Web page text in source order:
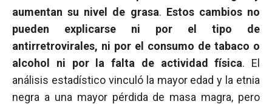
aumentan su nivel de grasa. Estos cambios no
pueden explicarse ni por el tipo de
antirretrovirales, ni por el consumo de tabaco o
alcohol ni por la falta de actividad física. El
análisis estadístico vinculó la mayor edad y la etnia
negra a una mayor pérdida de masa magra, pero